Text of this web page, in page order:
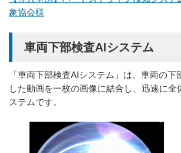
象協会様
車両下部検査AIシステム
「車両下部検査AIシステム」は、車両の下
した動画を一枚の画像に結合し、迅速に全
ステムです。